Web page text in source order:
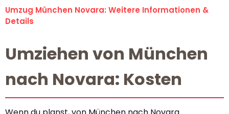
Umzug München Novara: Weitere Informationen &
Details
Umziehen von München
nach Novara: Kosten